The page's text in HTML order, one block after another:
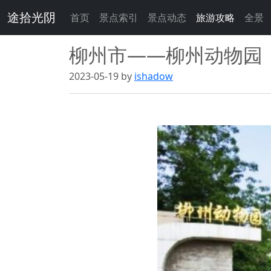
途拾光阴 首页 景点索引 景点动态 旅游攻略 全景
柳州市——柳州动物园
2023-05-19 by ishadow